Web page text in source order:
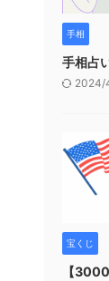
手相
手相占
2024/
宝くじ
【